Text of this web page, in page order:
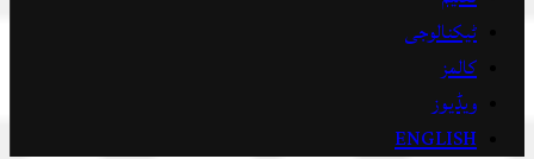
ٹیکنالوجی
کالمز
ویڈیوز
ENGLISH